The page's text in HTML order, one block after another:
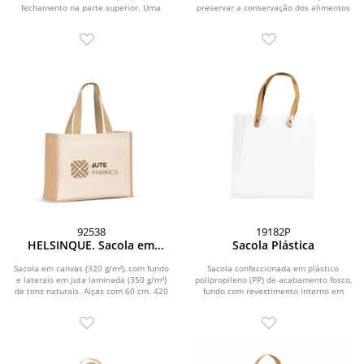
fechamento na parte superior. Uma
preservar a conservação dos alimentos
92538
HELSINQUE. Sacola em
fundo e laterais em juta
laminada (350 g/m²) de tons
naturais
Sacola em canvas (320 g/m²), com fundo
e laterais em juta laminada (350 g/m²)
de tons naturais. Alças com 60 cm. 420
19182P
Sacola Plástica
Sacola confeccionada em plástico
polipropileno (PP) de acabamento fosco,
fundo com revestimento interno em